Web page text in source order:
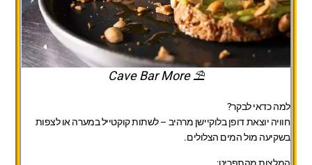
⛱️ Cave Bar More
למה כדאי לבקר?
חוויה יוצאת דופן בלוקיישן מרהיב – לשתות קוקטייל במערה או לצפות
בשקיעה מול המים הצלולים.
המלצות מהתפריט: